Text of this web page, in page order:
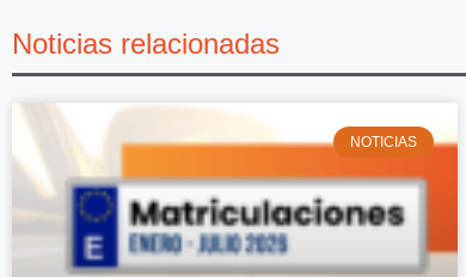
Noticias relacionadas
NOTICIAS